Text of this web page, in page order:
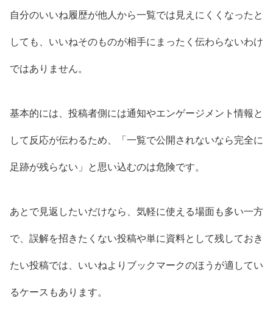
自分のいいね履歴が他人から一覧では見えにくくなったと
しても、いいねそのものが相手にまったく伝わらないわけ
ではありません。
基本的には、投稿者側には通知やエンゲージメント情報と
して反応が伝わるため、「一覧で公開されないなら完全に
足跡が残らない」と思い込むのは危険です。
あとで見返したいだけなら、気軽に使える場面も多い一方
で、誤解を招きたくない投稿や単に資料として残しておき
たい投稿では、いいねよりブックマークのほうが適してい
るケースもあります。